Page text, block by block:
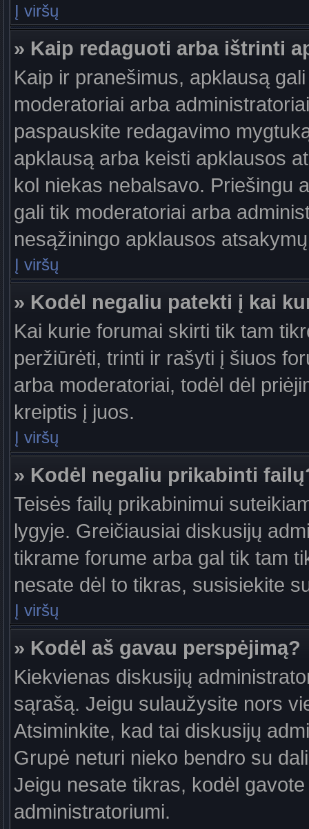
Į viršų
» Kaip redaguoti arba ištrinti
Kaip ir pranešimus, apklausą
moderatoriai arba
paspauskite redagavimo
apklausą arba keisti apklausos
kol niekas nebalsavo. Priešingu
gali tik moderatoriai arba
nesąžiningo apklausos
Į viršų
» Kodėl negaliu patekti į kai
Kai kurie forumai skirti tik tam
peržiūrėti, trinti ir rašyti į šiuos
arba moderatoriai, todėl dėl
kreiptis į juos.
Į viršų
» Kodėl negaliu prikabinti
Teisės failų prikabinimui
lygyje. Greičiausiai diskusijų
tikrame forume arba gal tik tam
nesate dėl to tikras, susisiekite
Į viršų
» Kodėl aš gavau perspėjimą?
Kiekvienas diskusijų
sąrašą. Jeigu sulaužysite nors
Atsiminkite, kad tai diskusijų
Grupė neturi nieko bendro su
Jeigu nesate tikras, kodėl
administratoriumi.